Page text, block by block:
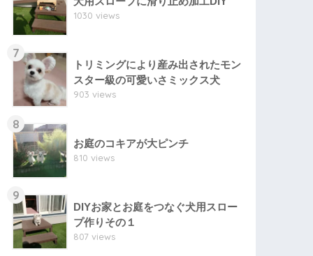
1030 views
7
トリミングにより産み出されたモン
スター級の可愛いさミックス犬
903 views
8
お庭のコキアが大ピンチ
810 views
9
DIYお家とお庭をつなぐ犬用スロー
プ作りその１
807 views